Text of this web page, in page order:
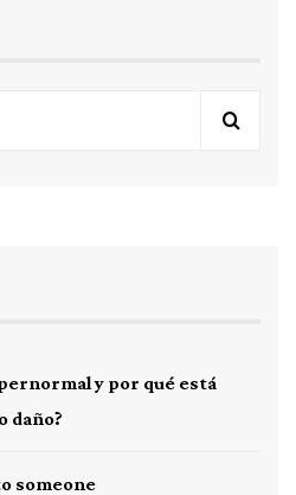
y por qué está
daño?
someone